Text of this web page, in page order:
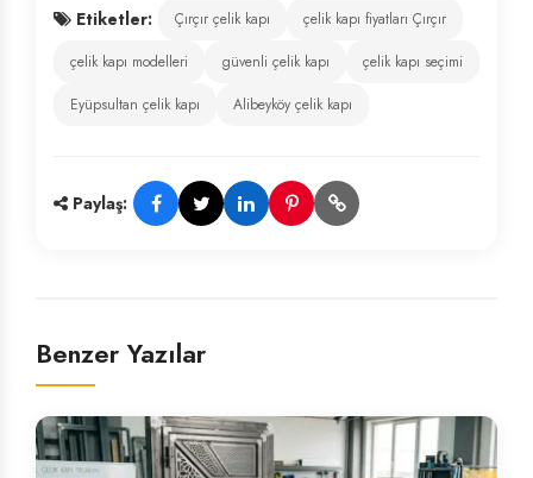
Etiketler: Çırçır çelik kapı
çelik kapı fiyatları Çırçır
çelik kapı modelleri
güvenli çelik kapı
çelik kapı seçimi
Eyüpsultan çelik kapı
Alibeyköy çelik kapı
Paylaş:
Benzer Yazılar